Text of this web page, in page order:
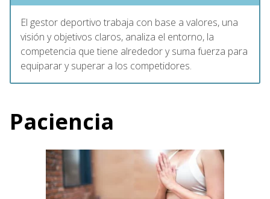
El gestor deportivo trabaja con base a valores, una
visión y objetivos claros, analiza el entorno, la
competencia que tiene alrededor y suma fuerza para
equiparar y superar a los competidores.
Paciencia